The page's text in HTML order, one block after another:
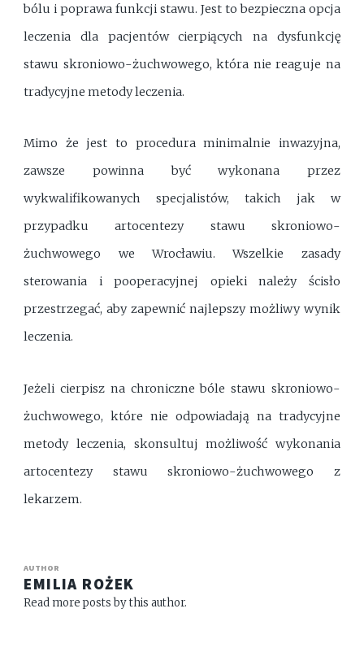
bólu i poprawa funkcji stawu. Jest to bezpieczna opcja
leczenia dla pacjentów cierpiących na dysfunkcję
stawu skroniowo-żuchwowego, która nie reaguje na
tradycyjne metody leczenia.
Mimo że jest to procedura minimalnie inwazyjna,
zawsze powinna być wykonana przez
wykwalifikowanych specjalistów, takich jak w
przypadku artocentezy stawu skroniowo-
żuchwowego we Wrocławiu. Wszelkie zasady
sterowania i pooperacyjnej opieki należy ścisło
przestrzegać, aby zapewnić najlepszy możliwy wynik
leczenia.
Jeżeli cierpisz na chroniczne bóle stawu skroniowo-
żuchwowego, które nie odpowiadają na tradycyjne
metody leczenia, skonsultuj możliwość wykonania
artocentezy stawu skroniowo-żuchwowego z
lekarzem.
AUTHOR
EMILIA ROŻEK
Read more posts by this author.